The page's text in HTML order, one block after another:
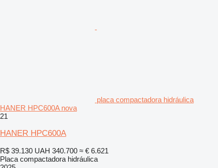
placa compactadora hidráulica
HANER HPC600A nova
21
HANER HPC600A
R$ 39.130 UAH 340.700 ≈ € 6.621
Placa compactadora hidráulica